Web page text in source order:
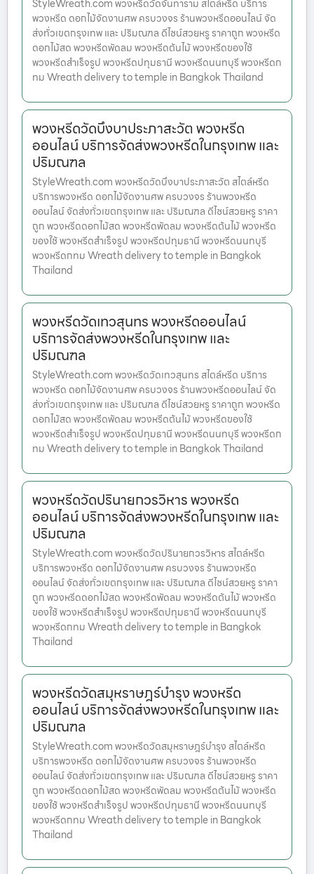
StyleWreath.com พวงหรีดวัดจันทาราม สไตล์หรีด บริการ
พวงหรีด ดอกไม้จัดงานศพ ครบวงจร ร้านพวงหรีดออนไลน์ จัด
ส่งทั่วเขตกรุงเทพ และ ปริมณฑล ดีไซน์สวยหรู ราคาถูก พวงหรีด
ดอกไม้สด พวงหรีดพัดลม พวงหรีดต้นไม้ พวงหรีดของใช้
พวงหรีดสำเร็จรูป พวงหรีดปทุมธานี พวงหรีดนนทบุรี พวงหรีดก
ทม Wreath delivery to temple in Bangkok Thailand
พวงหรีดวัดบึงบาประภาสะวัต พวงหรีด
ออนไลน์ บริการจัดส่งพวงหรีดในกรุงเทพ และ
ปริมณฑล
StyleWreath.com พวงหรีดวัดบึงบาประภาสะวัต สไตล์หรีด
บริการพวงหรีด ดอกไม้จัดงานศพ ครบวงจร ร้านพวงหรีด
ออนไลน์ จัดส่งทั่วเขตกรุงเทพ และ ปริมณฑล ดีไซน์สวยหรู ราคา
ถูก พวงหรีดดอกไม้สด พวงหรีดพัดลม พวงหรีดต้นไม้ พวงหรีด
ของใช้ พวงหรีดสำเร็จรูป พวงหรีดปทุมธานี พวงหรีดนนทบุรี
พวงหรีดกทม Wreath delivery to temple in Bangkok
Thailand
พวงหรีดวัดเทวสุนทร พวงหรีดออนไลน์
บริการจัดส่งพวงหรีดในกรุงเทพ และ
ปริมณฑล
StyleWreath.com พวงหรีดวัดเทวสุนทร สไตล์หรีด บริการ
พวงหรีด ดอกไม้จัดงานศพ ครบวงจร ร้านพวงหรีดออนไลน์ จัด
ส่งทั่วเขตกรุงเทพ และ ปริมณฑล ดีไซน์สวยหรู ราคาถูก พวงหรีด
ดอกไม้สด พวงหรีดพัดลม พวงหรีดต้นไม้ พวงหรีดของใช้
พวงหรีดสำเร็จรูป พวงหรีดปทุมธานี พวงหรีดนนทบุรี พวงหรีดก
ทม Wreath delivery to temple in Bangkok Thailand
พวงหรีดวัดปรินายกวรวิหาร พวงหรีด
ออนไลน์ บริการจัดส่งพวงหรีดในกรุงเทพ และ
ปริมณฑล
StyleWreath.com พวงหรีดวัดปรินายกวรวิหาร สไตล์หรีด
บริการพวงหรีด ดอกไม้จัดงานศพ ครบวงจร ร้านพวงหรีด
ออนไลน์ จัดส่งทั่วเขตกรุงเทพ และ ปริมณฑล ดีไซน์สวยหรู ราคา
ถูก พวงหรีดดอกไม้สด พวงหรีดพัดลม พวงหรีดต้นไม้ พวงหรีด
ของใช้ พวงหรีดสำเร็จรูป พวงหรีดปทุมธานี พวงหรีดนนทบุรี
พวงหรีดกทม Wreath delivery to temple in Bangkok
Thailand
พวงหรีดวัดสมุหราษฎร์บำรุง พวงหรีด
ออนไลน์ บริการจัดส่งพวงหรีดในกรุงเทพ และ
ปริมณฑล
StyleWreath.com พวงหรีดวัดสมุหราษฎร์บำรุง สไตล์หรีด
บริการพวงหรีด ดอกไม้จัดงานศพ ครบวงจร ร้านพวงหรีด
ออนไลน์ จัดส่งทั่วเขตกรุงเทพ และ ปริมณฑล ดีไซน์สวยหรู ราคา
ถูก พวงหรีดดอกไม้สด พวงหรีดพัดลม พวงหรีดต้นไม้ พวงหรีด
ของใช้ พวงหรีดสำเร็จรูป พวงหรีดปทุมธานี พวงหรีดนนทบุรี
พวงหรีดกทม Wreath delivery to temple in Bangkok
Thailand